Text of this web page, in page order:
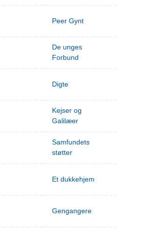
Peer Gynt
De unges
Forbund
Digte
Kejser og
Galilæer
Samfundets
støtter
Et dukkehjem
Gengangere